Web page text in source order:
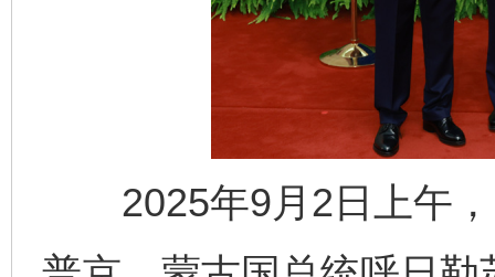
2025年9月2日上午，